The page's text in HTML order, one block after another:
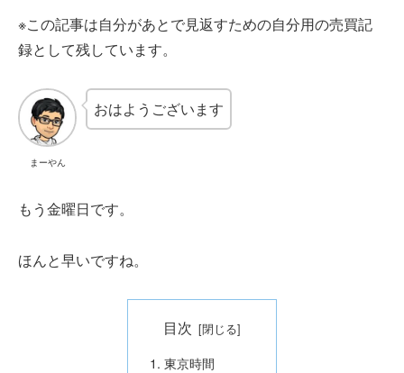
※この記事は自分があとで見返すための自分用の売買記
録として残しています。
まーやん
おはようございます
もう金曜日です。
ほんと早いですね。
目次
東京時間